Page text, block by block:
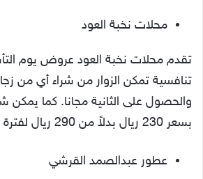
محلات نخبة العود
تقدم محلات نخبة العود عروض يوم
تنافسية تمكن الزوار من شراء أي من
والحصول على الثانية مجانا. كما يمكن
بسعر 230 ريال بدلاً من 290 ريال لفترة محدودة.
عطور عبدالصمد القرشي